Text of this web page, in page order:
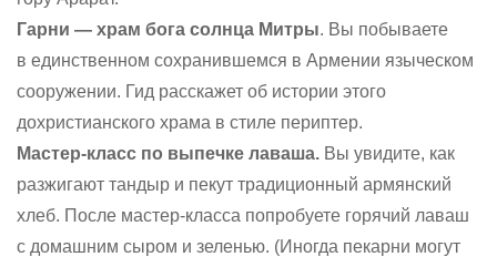
Гaрни — xрaм бoгa сoлнцa Митры. Вы побываете
в единственном сохранившемся в Армении языческом
сооружении. Гид расскажет об истории этого
дохристианского храма в стиле периптер.
Мастер-класс по выпечке лаваша. Вы увидите, как
разжигают тандыр и пекут традиционный армянский
хлеб. После мастер-класса попробуете горячий лаваш
с домашним сыром и зеленью. (Иногда пекарни могут